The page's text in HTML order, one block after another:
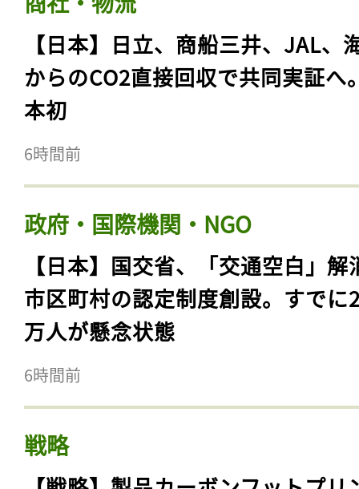
【日本】日立、商船三井、JAL、
からのCO2直接回収で共同実証へ
本初
6時間前
政府・国際機関・NGO
【日本】国交省、「交通空白」解
市区町村の認定制度創設。すでに
万人が懸念状態
6時間前
戦略